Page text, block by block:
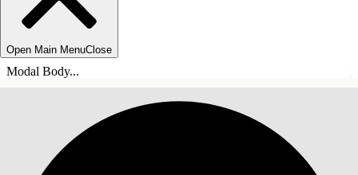
Open Main MenuClose
Modal Body...